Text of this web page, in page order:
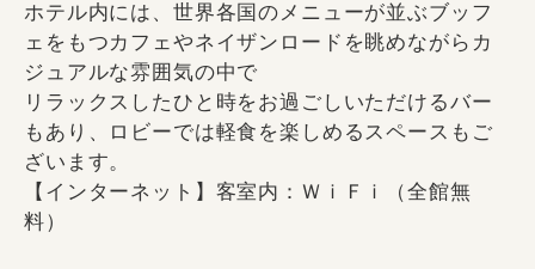
ホテル内には、世界各国のメニューが並ぶブッフ
ェをもつカフェやネイザンロードを眺めながらカ
ジュアルな雰囲気の中で
リラックスしたひと時をお過ごしいただけるバー
もあり、ロビーでは軽食を楽しめるスペースもご
ざいます。
【インターネット】客室内：ＷｉＦｉ（全館無
料）